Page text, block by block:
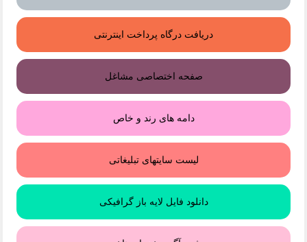
دریافت درگاه پرداخت اینترنتی
صفحه اختصاصی مشاغل
دامه های رند و خاص
لیست سایتهای تبلیغاتی
دانلود فایل لایه باز گرافیکی